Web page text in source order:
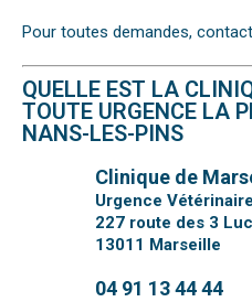
Pour toutes demandes,
QUELLE EST LA
TOUTE URGENCE LA
NANS-LES-PINS
Clinique de
Urgence Vétérinaire
227 route des 3
13011 Marseille
04 91 13 44 44